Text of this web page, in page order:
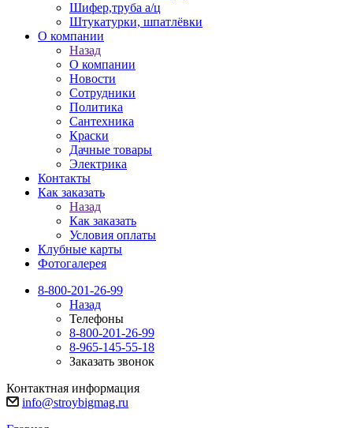
Шифер,труба а/ц
Штукатурки, шпатлёвки
О компании
Назад
О компании
Новости
Сотрудники
Политика
Сантехника
Краски
Дачные товары
Электрика
Контакты
Как заказать
Назад
Как заказать
Условия оплаты
Клубные карты
Фотогалерея
8-800-201-26-99
Назад
Телефоны
8-800-201-26-99
8-965-145-55-18
Заказать звонок
Контактная информация
info@stroybigmag.ru